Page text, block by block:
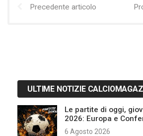
Precedente articolo
ULTIME NOTIZIE
Le partite di oggi,
2026: Europa e
6 Agosto 2026